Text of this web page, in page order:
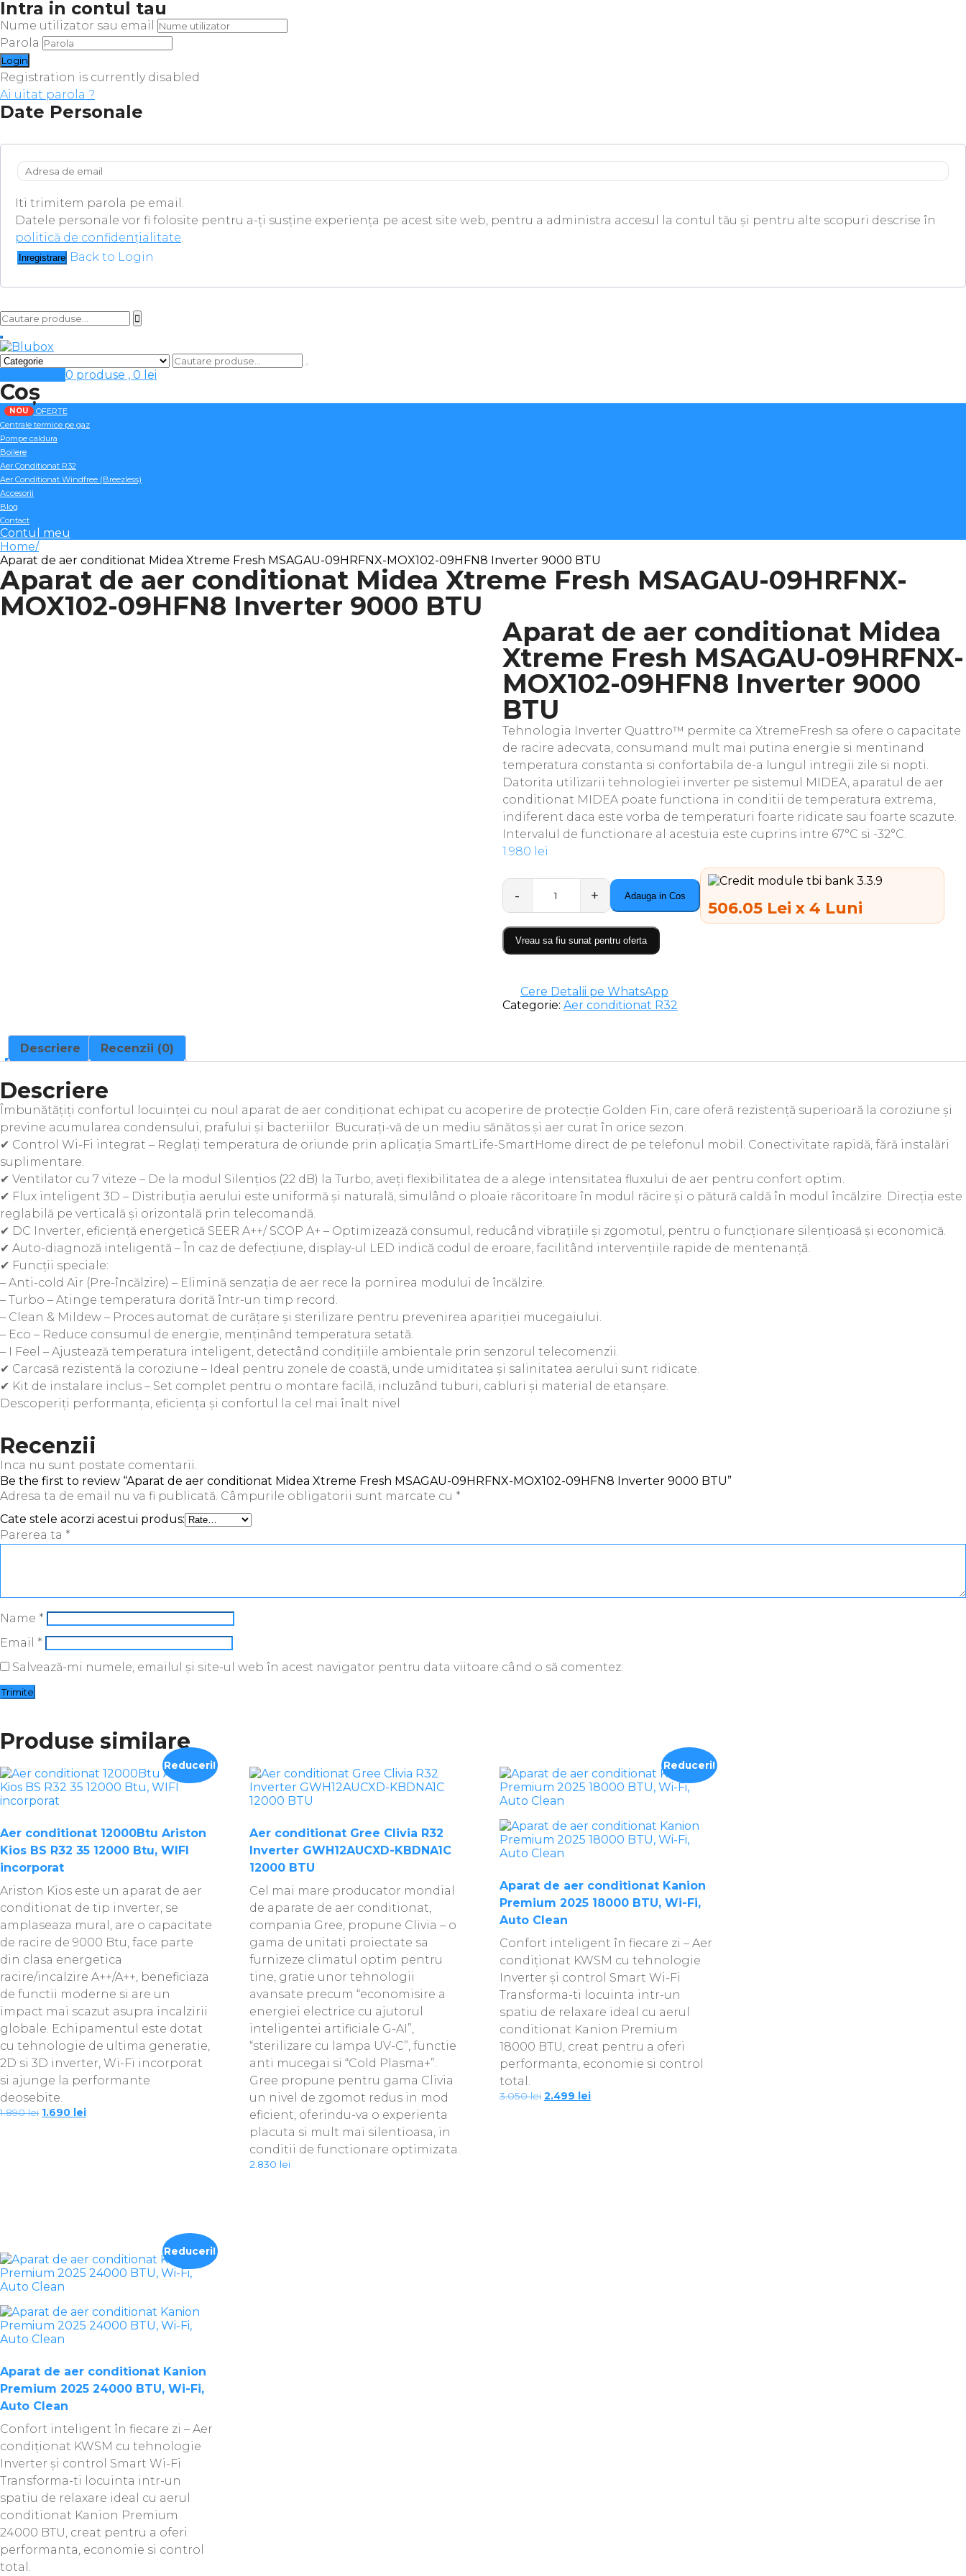
Intra in contul tau
Nume utilizator sau email
Parola
Registration is currently disabled
Ai uitat parola ?
Date Personale
Iti trimitem parola pe email.
Datele personale vor fi folosite pentru a-ți susține experiența pe acest site web, pentru a administra accesul la contul tău și pentru alte scopuri descrise în
politică de confidențialitate.
Inregistrare Back to Login
0 produse , 0 lei
Coș
NOU OFERTE
Centrale termice pe gaz
Pompe caldura
Boilere
Aer Conditionat R32
Aer Conditionat Windfree (Breezless)
Accesorii
Blog
Contact
Contul meu
Home
Aparat de aer conditionat Midea Xtreme Fresh MSAGAU-09HRFNX-MOX102-09HFN8 Inverter 9000 BTU
Aparat de aer conditionat Midea Xtreme Fresh MSAGAU-09HRFNX-
MOX102-09HFN8 Inverter 9000 BTU
Aparat de aer conditionat Midea
Xtreme Fresh MSAGAU-09HRFNX-
MOX102-09HFN8 Inverter 9000
BTU
Tehnologia Inverter Quattro™ permite ca XtremeFresh sa ofere o capacitate
de racire adecvata, consumand mult mai putina energie si mentinand
temperatura constanta si confortabila de-a lungul intregii zile si nopti.
Datorita utilizarii tehnologiei inverter pe sistemul MIDEA, aparatul de aer
conditionat MIDEA poate functiona in conditii de temperatura extrema,
indiferent daca este vorba de temperaturi foarte ridicate sau foarte scazute.
Intervalul de functionare al acestuia este cuprins intre 67°C si -32°C.
1.980 lei
Quantity Adauga in Cos
506.05 Lei x 4 Luni
Vreau sa fiu sunat pentru oferta
Cere Detalii pe WhatsApp
Categorie: Aer conditionat R32
Descriere Recenzii (0)
Descriere
Îmbunătățiți confortul locuinței cu noul aparat de aer condiționat echipat cu acoperire de protecție Golden Fin, care oferă rezistență superioară la coroziune și
previne acumularea condensului, prafului și bacteriilor. Bucurați-vă de un mediu sănătos și aer curat în orice sezon.
✔ Control Wi-Fi integrat – Reglați temperatura de oriunde prin aplicația SmartLife-SmartHome direct de pe telefonul mobil. Conectivitate rapidă, fără instalări
suplimentare.
✔ Ventilator cu 7 viteze – De la modul Silențios (22 dB) la Turbo, aveți flexibilitatea de a alege intensitatea fluxului de aer pentru confort optim.
✔ Flux inteligent 3D – Distribuția aerului este uniformă și naturală, simulând o ploaie răcoritoare în modul răcire și o pătură caldă în modul încălzire. Direcția este
reglabilă pe verticală și orizontală prin telecomandă.
✔ DC Inverter, eficiență energetică SEER A++/ SCOP A+ – Optimizează consumul, reducând vibrațiile și zgomotul, pentru o funcționare silențioasă și economică.
✔ Auto-diagnoză inteligentă – În caz de defecțiune, display-ul LED indică codul de eroare, facilitând intervențiile rapide de mentenanță.
✔ Funcții speciale:
– Anti-cold Air (Pre-încălzire) – Elimină senzația de aer rece la pornirea modului de încălzire.
– Turbo – Atinge temperatura dorită într-un timp record.
– Clean & Mildew – Proces automat de curățare și sterilizare pentru prevenirea apariției mucegaiului.
– Eco – Reduce consumul de energie, menținând temperatura setată.
– I Feel – Ajustează temperatura inteligent, detectând condițiile ambientale prin senzorul telecomenzii.
✔ Carcasă rezistentă la coroziune – Ideal pentru zonele de coastă, unde umiditatea și salinitatea aerului sunt ridicate.
✔ Kit de instalare inclus – Set complet pentru o montare facilă, incluzând tuburi, cabluri și material de etanșare.
Descoperiți performanța, eficiența și confortul la cel mai înalt nivel
Recenzii
Inca nu sunt postate comentarii.
Be the first to review “Aparat de aer conditionat Midea Xtreme Fresh MSAGAU-09HRFNX-MOX102-09HFN8 Inverter 9000 BTU”
Adresa ta de email nu va fi publicată. Câmpurile obligatorii sunt marcate cu *
Cate stele acorzi acestui produs:
Parerea ta *
Name *
Email *
Salvează-mi numele, emailul și site-ul web în acest navigator pentru data viitoare când o să comentez.
Produse similare
Reduceri!
Aer conditionat 12000Btu Ariston
Kios BS R32 35 12000 Btu, WIFI
incorporat
Ariston Kios este un aparat de aer
conditionat de tip inverter, se
amplaseaza mural, are o capacitate
de racire de 9000 Btu, face parte
din clasa energetica
racire/incalzire A++/A++, beneficiaza
de functii moderne si are un
impact mai scazut asupra incalzirii
globale. Echipamentul este dotat
cu tehnologie de ultima generatie,
2D si 3D inverter, Wi-Fi incorporat
si ajunge la performante
deosebite.
1.890lei Prețul
1.690 leiPrețul
Aer conditionat Gree Clivia R32
Inverter GWH12AUCXD-KBDNA1C
12000 BTU
Cel mai mare producator mondial
de aparate de aer conditionat,
compania Gree, propune Clivia – o
gama de unitati proiectate sa
furnizeze climatul optim pentru
tine, gratie unor tehnologii
avansate precum “economisire a
energiei electrice cu ajutorul
inteligentei artificiale G-AI”,
“sterilizare cu lampa UV-C”, functie
anti mucegai si “Cold Plasma+”.
Gree propune pentru gama Clivia
un nivel de zgomot redus in mod
eficient, oferindu-va o experienta
placuta si mult mai silentioasa, in
conditii de functionare optimizata.
2.830 lei
Reduceri!
Aparat de aer conditionat Kanion
Premium 2025 18000 BTU, Wi-Fi,
Auto Clean
Confort inteligent în fiecare zi – Aer
condiționat KWSM cu tehnologie
Inverter și control Smart Wi-Fi
Transforma-ti locuinta intr-un
spatiu de relaxare ideal cu aerul
conditionat Kanion Premium
18000 BTU, creat pentru a oferi
performanta, economie si control
total.
3.050lei Prețul
2.499 leiPrețul
Reduceri!
Aparat de aer conditionat Kanion
Premium 2025 24000 BTU, Wi-Fi,
Auto Clean
Confort inteligent în fiecare zi – Aer
condiționat KWSM cu tehnologie
Inverter și control Smart Wi-Fi
Transforma-ti locuinta intr-un
spatiu de relaxare ideal cu aerul
conditionat Kanion Premium
24000 BTU, creat pentru a oferi
performanta, economie si control
total.